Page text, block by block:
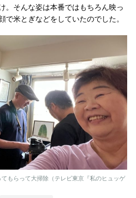
。そんな姿は本番ではもちろん映っ
で米とぎなどをしていたのでした。
もらって大掃除（テレビ東京『私のヒュッゲ